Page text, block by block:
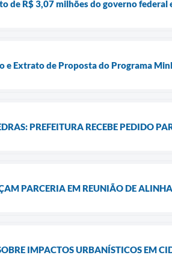
de R$ 3,07 milhões do governo
e Extrato de Proposta do Programa
PREFEITURA RECEBE PEDIDO
PARCERIA EM REUNIÃO DE
IMPACTOS URBANÍSTICOS EM